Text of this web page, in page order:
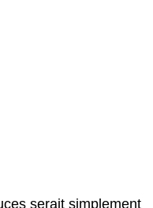
serait simplement